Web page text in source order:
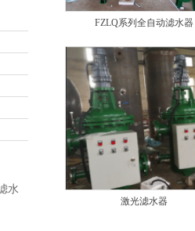
水
FZLQ系列全自动滤水器
激光滤水器